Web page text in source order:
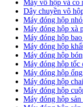
Máy vô hộp và co
Dây chuyền vô
Máy đóng hộp
Máy đóng hộp xà
Máy đóng hộp
Máy đóng hộp
Máy đóng hộp
Máy đóng hộp tốc
Máy đóng hộp
Máy đóng hộp
Máy đóng hộp
Máy đóng hộp